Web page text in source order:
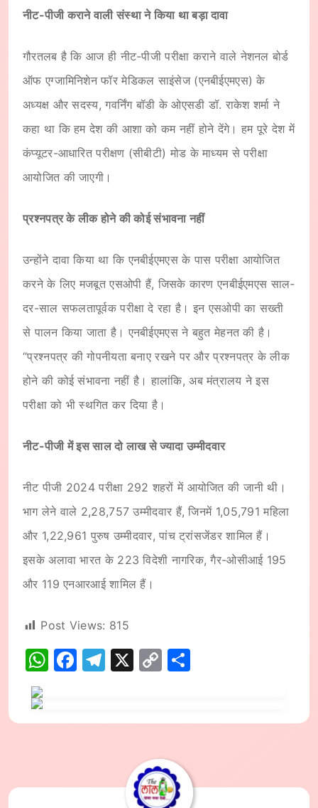
नीट-पीजी कराने वाली संस्था ने किया था बड़ा दावा
गौरतलब है कि आज ही नीट-पीजी परीक्षा कराने वाले नेशनल बोर्ड
ऑफ एग्जामिनिशेन फॉर मेडिकल साइंसेज (एनबीईएमएस) के
अध्यक्ष और सदस्य, गवर्निंग बॉडी के ओएसडी डॉ. राकेश शर्मा ने
कहा था कि हम देश की आशा को कम नहीं होने देंगे। हम पूरे देश में
कंप्यूटर-आधारित परीक्षण (सीबीटी) मोड के माध्यम से परीक्षा
आयोजित की जाएगी।
प्रश्नपत्र के लीक होने की कोई संभावना नहीं
उन्होंने दावा किया था कि एनबीईएमएस के पास परीक्षा आयोजित
करने के लिए मजबूत एसओपी हैं, जिसके कारण एनबीईएमएस साल-
दर-साल सफलतापूर्वक परीक्षा दे रहा है। इन एसओपी का सख्ती
से पालन किया जाता है। एनबीईएमएस ने बहुत मेहनत की है।
“प्रश्नपत्र की गोपनीयता बनाए रखने पर और प्रश्नपत्र के लीक
होने की कोई संभावना नहीं है। हालांकि, अब मंत्रालय ने इस
परीक्षा को भी स्थगित कर दिया है।
नीट-पीजी में इस साल दो लाख से ज्यादा उम्मीदवार
नीट पीजी 2024 परीक्षा 292 शहरों में आयोजित की जानी थी।
भाग लेने वाले 2,28,757 उम्मीदवार हैं, जिनमें 1,05,791 महिला
और 1,22,961 पुरुष उम्मीदवार, पांच ट्रांसजेंडर शामिल हैं।
इसके अलावा भारत के 223 विदेशी नागरिक, गैर-ओसीआई 195
और 119 एनआरआई शामिल हैं।
Post Views: 815
WhatsApp
Facebook
Telegram
X
Copy